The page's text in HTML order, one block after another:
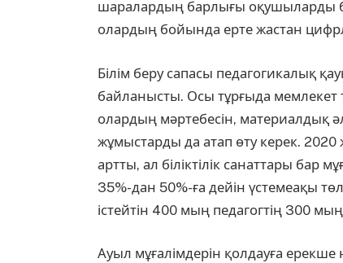
шаралардың барлығы оқушыларды
олардың бойында ерте жастан
Білім беру сапасы педагогикалық
байланысты. Осы тұрғыда мемлекет
олардың мәртебесін, материалдық
жұмыстарды да атап өту керек. 2020
артты, ал біліктілік санаттары бар
35%-дан 50%-ға дейін үстемеақы
істейтін 400 мың педагогтің 300
Ауыл мұғалімдерін қолдауға